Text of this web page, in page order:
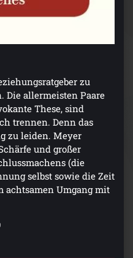
zu
Die allermeisten Paare
These, sind
trennen. Denn das
zu leiden. Meyer
und großer
(die
selbst sowie die Zeit
achtsamen Umgang mit